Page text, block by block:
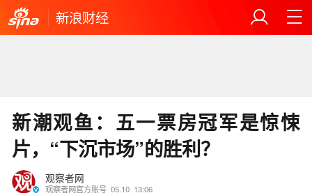
新浪财经
新潮观鱼：五一票房冠军是惊悚
片，“下沉市场”的胜利？
观察者网
观察者网官方账号 05.10 13:06